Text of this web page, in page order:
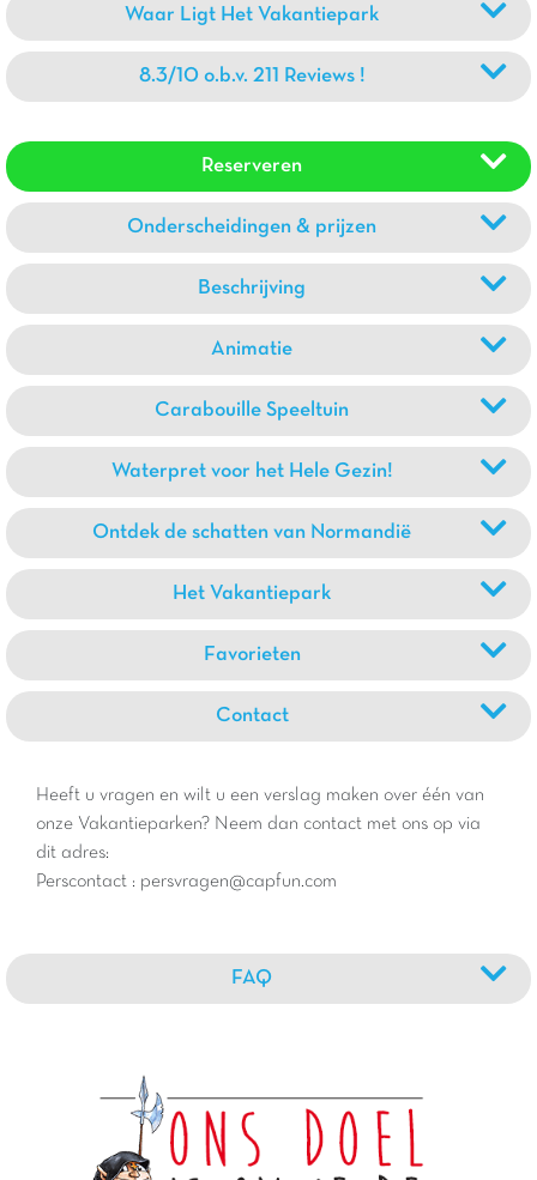
Waar Ligt Het Vakantiepark
8.3/10 o.b.v. 211 Reviews !
Reserveren
Onderscheidingen & prijzen
Beschrijving
Animatie
Carabouille Speeltuin
Waterpret voor het Hele Gezin!
Ontdek de schatten van Normandië
Het Vakantiepark
Favorieten
Contact
Heeft u vragen en wilt u een verslag maken over één van
onze Vakantieparken? Neem dan contact met ons op via
dit adres:
Perscontact : persvragen@capfun.com
FAQ